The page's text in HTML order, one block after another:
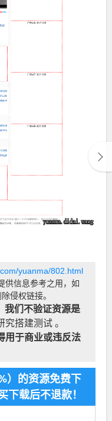
yuanma/802.html
供信息参考之用，如
侵权链接。
我们不验证资源是
究搭建测试 。
用于商业或违反法
）的资源免费下
载后不退款！